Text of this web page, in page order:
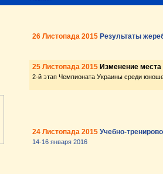
26 Листопада 2015 Результаты
25 Листопада 2015 Изменение
2-й этап Чемпионата Украины среди
24 Листопада 2015 Учебно-
14-16 января 2016